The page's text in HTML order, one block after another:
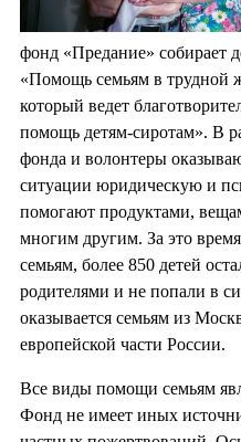
фонд «Предание» собирает
«Помощь семьям в трудной
который ведет
помощь детям-сиротам». В
фонда и волонтеры
ситуации юридическую и
помогают продуктами,
многим другим. За это
семьям, более 850 детей
родителями и не попали в
оказывается семьям из
европейской части России.
Все виды помощи семьям
Фонд не имеет иных